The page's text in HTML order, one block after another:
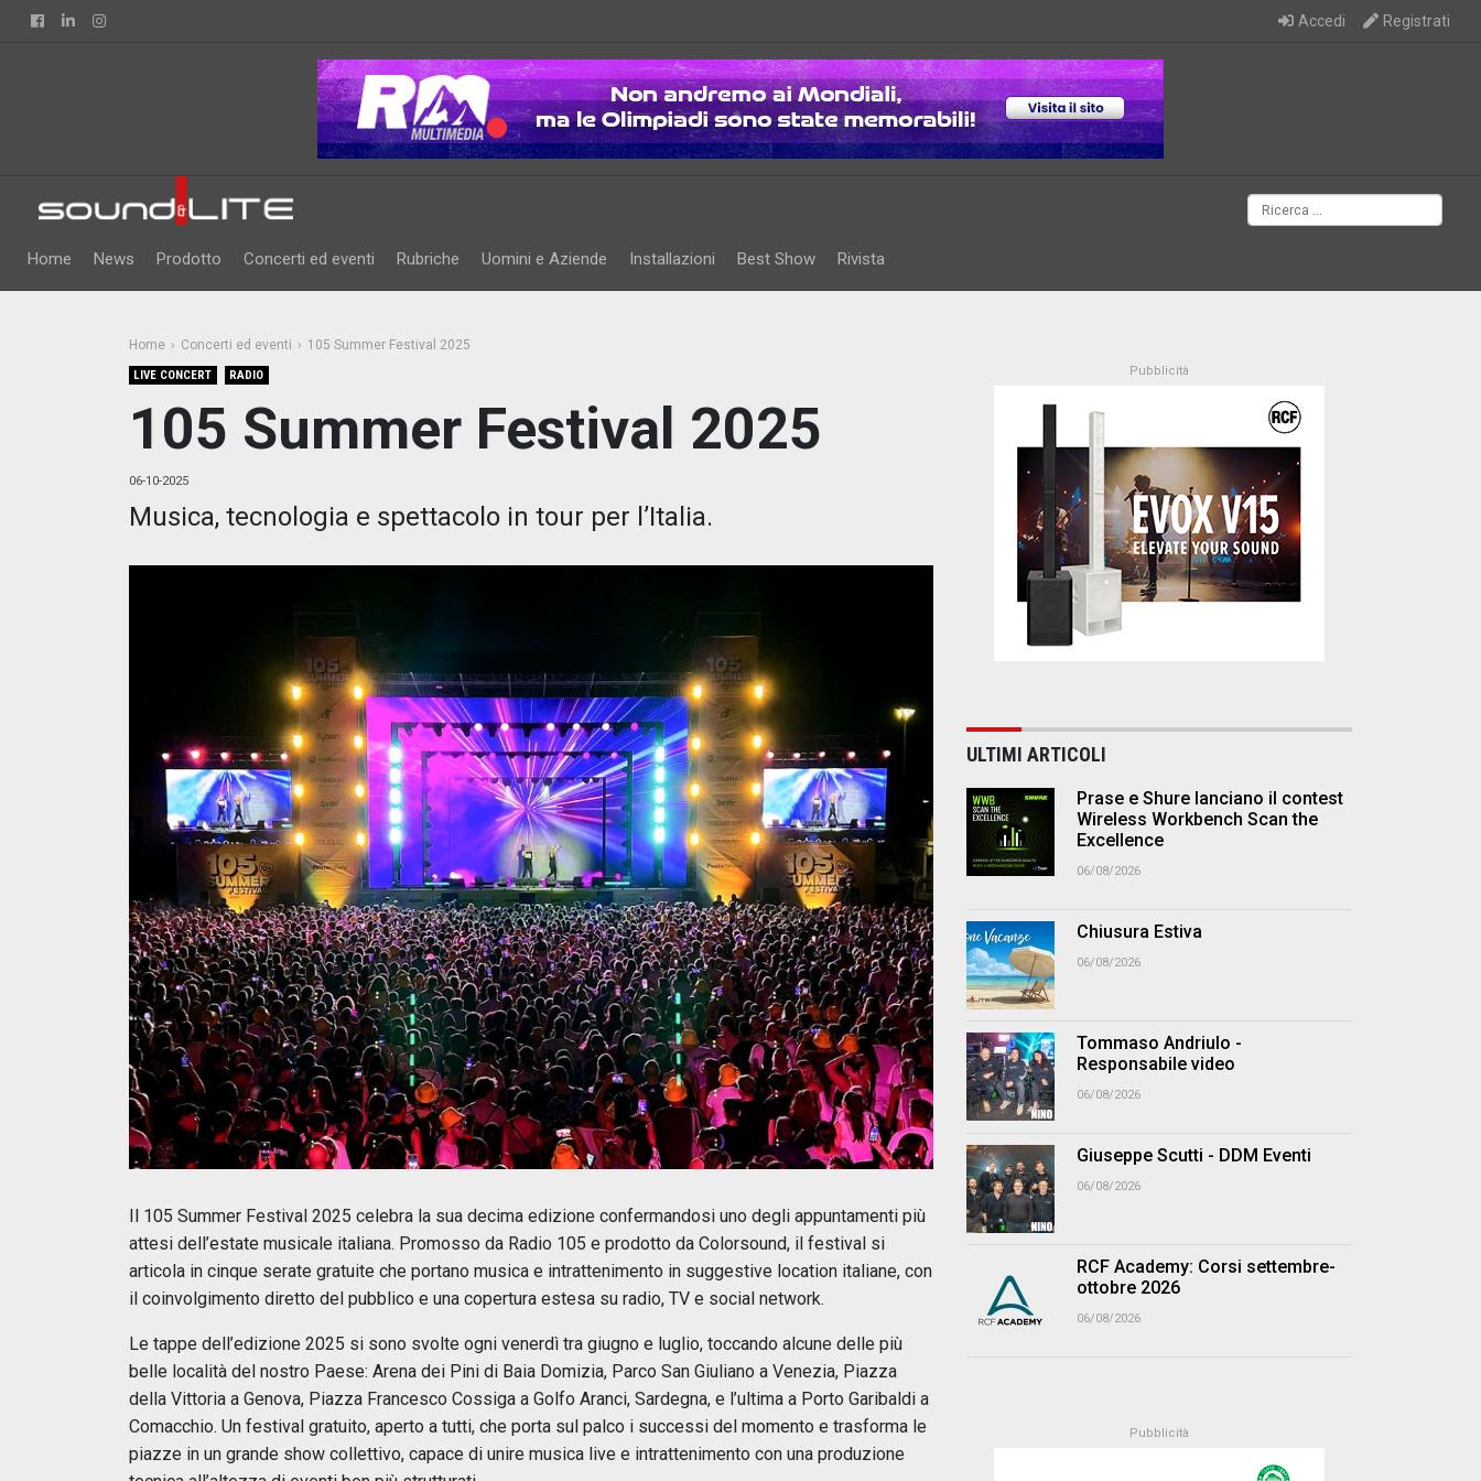
FacebookLinkedin Accedi Registrati
Home News Prodotto Concerti ed eventi Rubriche Uomini e Aziende Installazioni Best Show Rivista
Home Concerti ed eventi 105 Summer Festival 2025
LIVE CONCERT RADIO
105 Summer Festival 2025
06-10-2025
Musica, tecnologia e spettacolo in tour per l’Italia.
Il 105 Summer Festival 2025 celebra la sua decima edizione confermandosi uno degli appuntamenti più
attesi dell’estate musicale italiana. Promosso da Radio 105 e prodotto da Colorsound, il festival si
articola in cinque serate gratuite che portano musica e intrattenimento in suggestive location italiane, con
il coinvolgimento diretto del pubblico e una copertura estesa su radio, TV e social network.
Le tappe dell’edizione 2025 si sono svolte ogni venerdì tra giugno e luglio, toccando alcune delle più
belle località del nostro Paese: Arena dei Pini di Baia Domizia, Parco San Giuliano a Venezia, Piazza
della Vittoria a Genova, Piazza Francesco Cossiga a Golfo Aranci, Sardegna, e l’ultima a Porto Garibaldi a
Comacchio. Un festival gratuito, aperto a tutti, che porta sul palco i successi del momento e trasforma le
piazze in un grande show collettivo, capace di unire musica live e intrattenimento con una produzione
ULTIMI ARTICOLI
Prase e Shure lanciano il contest
Wireless Workbench Scan the
Excellence
06/08/2026
Chiusura Estiva
06/08/2026
Tommaso Andriulo -
Responsabile video
06/08/2026
Giuseppe Scutti - DDM Eventi
06/08/2026
RCF Academy: Corsi settembre-
ottobre 2026
06/08/2026